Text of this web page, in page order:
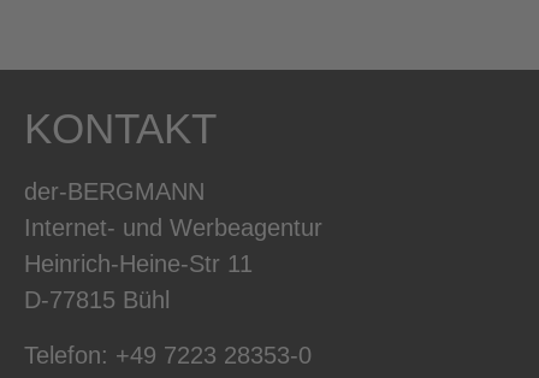
KONTAKT
der-BERGMANN
Internet- und Werbeagentur
Heinrich-Heine-Str 11
D-77815 Bühl
Telefon: +49 7223 28353-0